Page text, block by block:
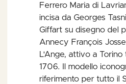
Ferrero Maria di
incisa da Georges
Giffart su disegno del
Annecy François
L'Ange, attivo a Torino
1706. Il modello
riferimento per tutto il